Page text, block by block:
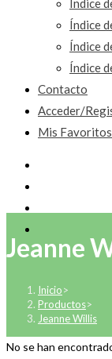
Índice
Índice
Índice
Índice
Contacto
Acceder/
Mis
Jeanne
Inicio>
Productos>
Jeanne Willis
No se han